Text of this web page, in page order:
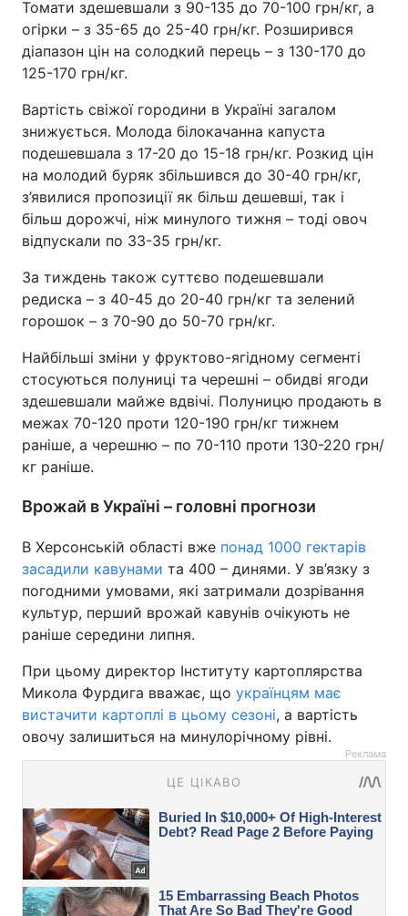
Томати здешевшали з 90-135 до 70-100 грн/кг, а
огірки – з 35-65 до 25-40 грн/кг. Розширився
діапазон цін на солодкий перець – з 130-170 до
125-170 грн/кг.
Вартість свіжої городини в Україні загалом
знижується. Молода білокачанна капуста
подешевшала з 17-20 до 15-18 грн/кг. Розкид цін
на молодий буряк збільшився до 30-40 грн/кг,
з’явилися пропозиції як більш дешевші, так і
більш дорожчі, ніж минулого тижня – тоді овоч
відпускали по 33-35 грн/кг.
За тиждень також суттєво подешевшали
редиска – з 40-45 до 20-40 грн/кг та зелений
горошок – з 70-90 до 50-70 грн/кг.
Найбільші зміни у фруктово-ягідному сегменті
стосуються полуниці та черешні – обидві ягоди
здешевшали майже вдвічі. Полуницю продають в
межах 70-120 проти 120-190 грн/кг тижнем
раніше, а черешню – по 70-110 проти 130-220 грн/
кг раніше.
Врожай в Україні – головні прогнози
В Херсонській області вже понад 1000 гектарів
засадили кавунами та 400 – динями. У зв’язку з
погодними умовами, які затримали дозрівання
культур, перший врожай кавунів очікують не
раніше середини липня.
При цьому директор Інституту картоплярства
Микола Фурдига вважає, що українцям має
вистачити картоплі в цьому сезоні, а вартість
овочу залишиться на минулорічному рівні.
Реклама